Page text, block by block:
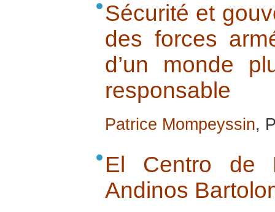
Sécurité et
des forces
d’un monde
responsable
Patrice Mompeyssin,
El Centro de
Andinos